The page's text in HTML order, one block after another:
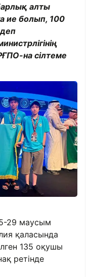
алты
ие болып, 100
на сілтеме
29 маусым
қаласында
135 оқушы
ретінде